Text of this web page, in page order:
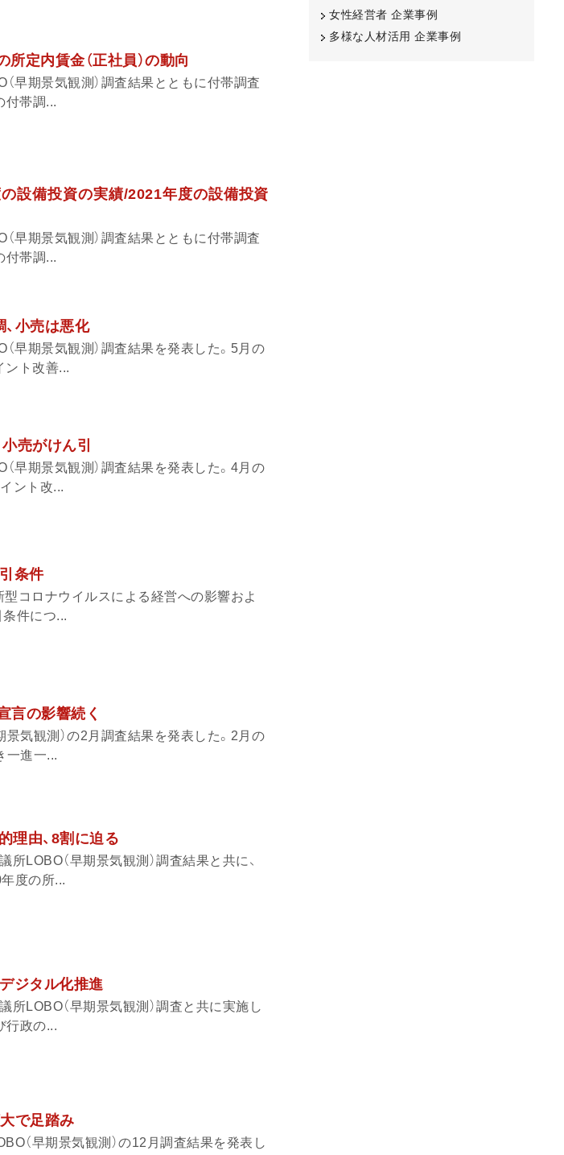
定内賃金（正社員）の動向
早期景気観測）調査結果とともに付帯調査
付帯調...
設備投資の実績/2021年度の設備投資
早期景気観測）調査結果とともに付帯調査
付帯調...
小売は悪化
早期景気観測）調査結果を発表した。5月の
ント改善...
売がけん引
早期景気観測）調査結果を発表した。4月の
ント改...
条件
型コロナウイルスによる経営への影響およ
条件につ...
言の影響続く
景気観測）の2月調査結果を発表した。2月の
一進一...
理由、8割に迫る
LOBO（早期景気観測）調査結果と共に、
度の所...
ジタル化推進
LOBO（早期景気観測）調査と共に実施し
行政の...
で足踏み
（早期景気観測）の12月調査結果を発表し
女性経営者 企業事例
多様な人材活用 企業事例